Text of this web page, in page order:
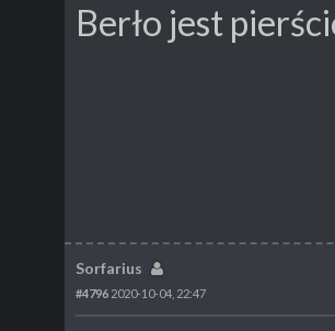
Berło jest
Sorfarius
#4796 2020-10-04, 22:47